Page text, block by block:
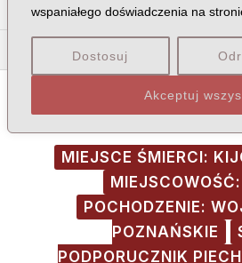
wspaniałego doświadczenia na
Dostosuj
Akceptuj
Za Zb Zd Ze Zi Żm Żn
Zbo
MIEJSCE ŚMIERCI:
POCHODZENIE:
POZNAŃSKIE
PODPORUCZNIK